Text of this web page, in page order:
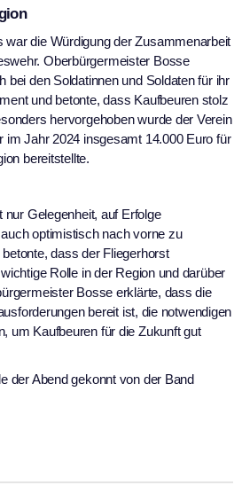
die Würdigung der Zusammenarbeit
Oberbürgermeister Bosse
bei den Soldatinnen und Soldaten für ihr
und betonte, dass Kaufbeuren stolz
hervorgehoben wurde der Verein
im Jahr 2024 insgesamt 14.000 Euro für
bereitstellte.
nur Gelegenheit, auf Erfolge
optimistisch nach vorne zu
dass der Fliegerhorst
Rolle in der Region und darüber
Bosse erklärte, dass die
bereit ist, die notwendigen
um Kaufbeuren für die Zukunft gut
der Abend gekonnt von der Band